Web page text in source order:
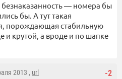
безнаказанность — номера бы
бы. А тут такая
порождающая стабильную
и крутой, а вроде и по шапке
-2
2013 , url